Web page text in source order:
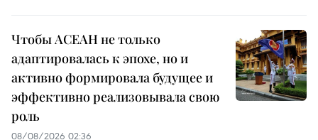
Чтобы АСЕАН не только
адаптировалась к эпохе, но и
активно формировала будущее и
эффективно реализовывала свою
роль
08/08/2026 02:36